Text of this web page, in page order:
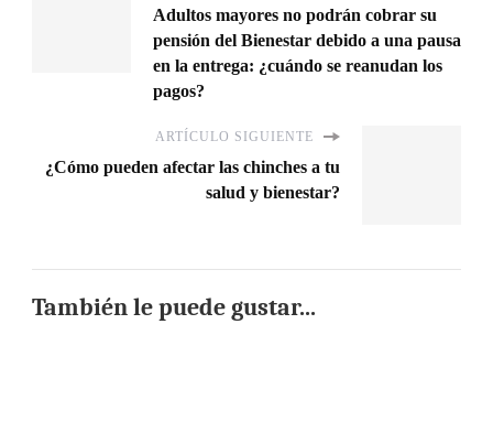
Adultos mayores no podrán cobrar su
pensión del Bienestar debido a una pausa
en la entrega: ¿cuándo se reanudan los
pagos?
ARTÍCULO SIGUIENTE
¿Cómo pueden afectar las chinches a tu
salud y bienestar?
También le puede gustar...